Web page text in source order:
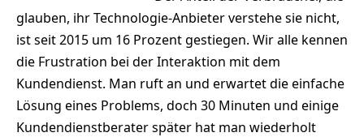
glauben, ihr Technologie-Anbieter verstehe sie nicht,
ist seit 2015 um 16 Prozent gestiegen. Wir alle kennen
die Frustration bei der Interaktion mit dem
Kundendienst. Man ruft an und erwartet die einfache
Lösung eines Problems, doch 30 Minuten und einige
Kundendienstberater später hat man wiederholt